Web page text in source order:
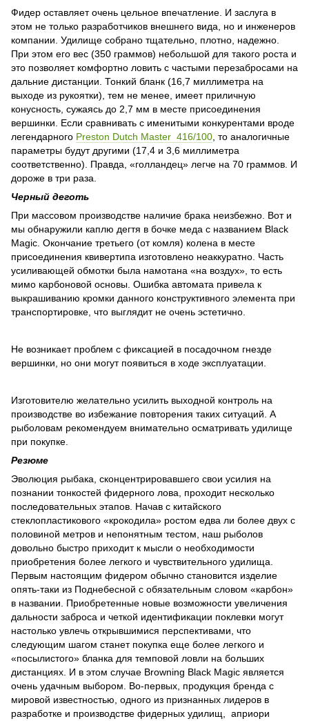
Фидер оставляет очень цельное впечатление. И заслуга в
этом не только разработчиков внешнего вида, но и инженеров
компании. Удилище собрано тщательно, плотно, надежно.
При этом его вес (350 граммов) небольшой для такого роста и
это позволяет комфортно ловить с частыми перезабросами на
дальние дистанции. Тонкий бланк (16,7 миллиметра на
выходе из рукоятки), тем не менее, имеет приличную
конусность, сужаясь до 2,7 мм в месте присоединения
вершинки. Если сравнивать с именитыми конкурентами вроде
легендарного Preston Dutch Master 416/100, то аналогичные
параметры будут другими (17,4 и 3,6 миллиметра
соответственно). Правда, «голландец» легче на 70 граммов. И
дороже в три раза.
Черный деготь
При массовом производстве наличие брака неизбежно. Вот и
мы обнаружили каплю дегтя в бочке меда с названием Black
Magic. Окончание третьего (от комля) колена в месте
присоединения квивертипа изготовлено неаккуратно. Часть
усиливающей обмотки была намотана «на воздух», то есть
мимо карбоновой основы. Ошибка автомата привела к
выкрашиванию кромки данного конструктивного элемента при
транспортировке, что выглядит не очень эстетично.
Не возникает проблем с фиксацией в посадочном гнезде
вершинки, но они могут появиться в ходе эксплуатации.
Изготовителю желательно усилить выходной контроль на
производстве во избежание повторения таких ситуаций. А
рыболовам рекомендуем внимательно осматривать удилище
при покупке.
Резюме
Эволюция рыбака, сконцентрировавшего свои усилия на
познании тонкостей фидерного лова, проходит несколько
последовательных этапов. Начав с китайского
стеклопластикового «крокодила» ростом едва ли более двух с
половиной метров и непонятным тестом, наш рыболов
довольно быстро приходит к мысли о необходимости
приобретения более легкого и чувствительного удилища.
Первым настоящим фидером обычно становится изделие
опять-таки из Поднебесной с обязательным словом «карбон»
в названии. Приобретенные новые возможности увеличения
дальности заброса и четкой идентификации поклевки могут
настолько увлечь открывшимися перспективами, что
следующим шагом станет покупка еще более легкого и
«посылистого» бланка для темповой ловли на больших
дистанциях. И в этом случае Browning Black Magic является
очень удачным выбором. Во-первых, продукция бренда с
мировой известностью, одного из признанных лидеров в
разработке и производстве фидерных удилищ, априори